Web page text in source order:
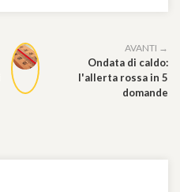
AVANTI →
Ondata di caldo:
l'allerta rossa in 5
domande